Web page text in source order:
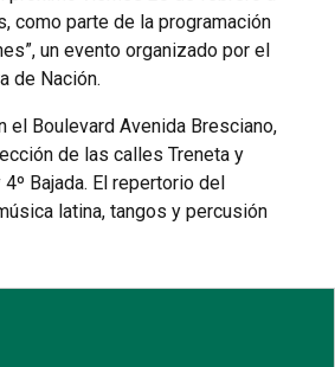
como parte de la programación
un evento organizado por el
de Nación.
el Boulevard Avenida Bresciano,
de las calles Treneta y
Bajada. El repertorio del
latina, tangos y percusión